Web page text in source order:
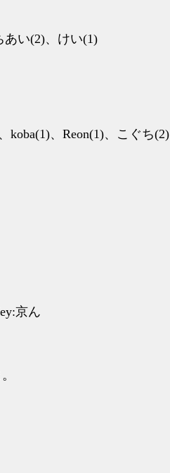
あい(2)、けい(1)
koba(1)、Reon(1)、こぐち(2)
京ん